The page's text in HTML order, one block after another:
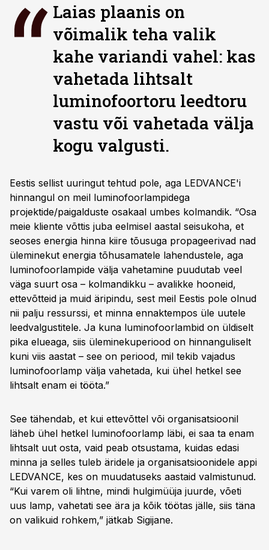
Laias plaanis on
võimalik teha valik
kahe variandi vahel: kas
vahetada lihtsalt
luminofoortoru leed­toru
vastu või vahetada välja
kogu valgusti.
Eestis sellist uuringut tehtud pole, aga LEDVANCE'i
hinnangul on meil luminofoorlampidega
projektide/paigalduste osakaal umbes kolmandik. “Osa
meie kliente võttis juba eelmisel aastal seisukoha, et
seoses energia hinna kiire tõusuga propageerivad nad
üleminekut energia tõhusamatele lahendustele, aga
luminofoorlampide välja vahetamine puudutab veel
väga suurt osa – kolmandikku – avalikke hooneid,
ettevõtteid ja muid äripindu, sest meil Eestis pole olnud
nii palju ressurssi, et minna ennaktempos üle uutele
leedvalgustitele. Ja kuna luminofoorlambid on üldiselt
pika elueaga, siis üleminekuperiood on hinnanguliselt
kuni viis aastat – see on periood, mil tekib vajadus
luminofoorlamp välja vahetada, kui ühel hetkel see
lihtsalt enam ei tööta.”
See tähendab, et kui ettevõttel või organisatsioonil
läheb ühel hetkel luminofoorlamp läbi, ei saa ta enam
lihtsalt uut osta, vaid peab otsustama, kuidas edasi
minna ja selles tuleb äridele ja organisatsioonidele appi
LEDVANCE, kes on muudatuseks aastaid valmistunud.
“Kui varem oli lihtne, mindi hulgimüüja juurde, võeti
uus lamp, vahetati see ära ja kõik töötas jälle, siis täna
on valikuid rohkem,” jätkab Sigijane.